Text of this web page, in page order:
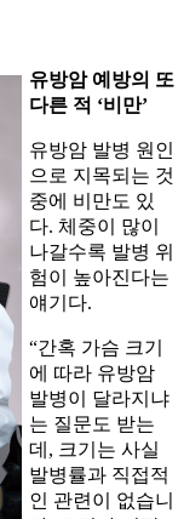
유방암 예방의 또
다른 적 ‘비만’
유방암 발병 원인
으로 지목되는 것
중에 비만도 있
다. 체중이 많이
나갈수록 발병 위
험이 높아진다는
얘기다.
“간혹 가슴 크기
에 따라 유방암
발병이 달라지냐
는 질문도 받는
데, 크기는 사실
발병률과 직접적
인 관련이 없습니